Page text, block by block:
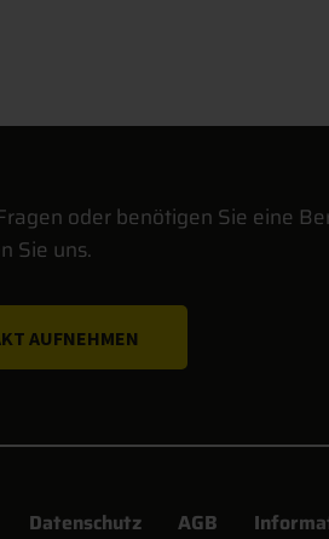
oder benötigen Sie eine
Sie uns.
AUFNEHMEN
Datenschutz AGB